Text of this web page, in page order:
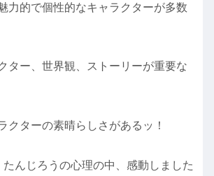
力的で個性的なキャラクターが多数
ター、世界観、ストーリーが重要な
クターの素晴らしさがあるッ！
たんじろうの心理の中、感動しました